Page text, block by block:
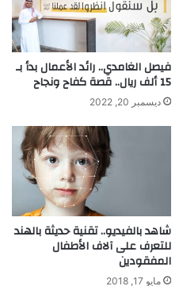
فيصل الغامدي.. رائد الأعمال بدأ بـ
15 ألف ريال.. قصة كفاح ونجاح
ديسمبر 20, 2022
شاهد بالفيديو.. تقنية حديثة بالهند
للتعرف على آلاف الأطفال
المفقودين
مايو 17, 2018